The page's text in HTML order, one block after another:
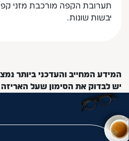
תערובת הקפה מורכבת מזני
יבשות שונות.
המידע המחייב והעדכני ביותר
יש לבדוק את הסימון שעל